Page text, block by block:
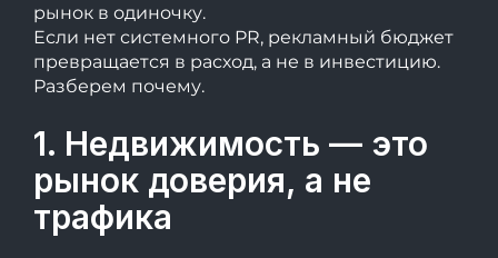
рынок в одиночку.
Если нет системного PR, рекламный бюджет
превращается в расход, а не в инвестицию.
Разберем почему.
1. Недвижимость — это
рынок доверия, а не
трафика